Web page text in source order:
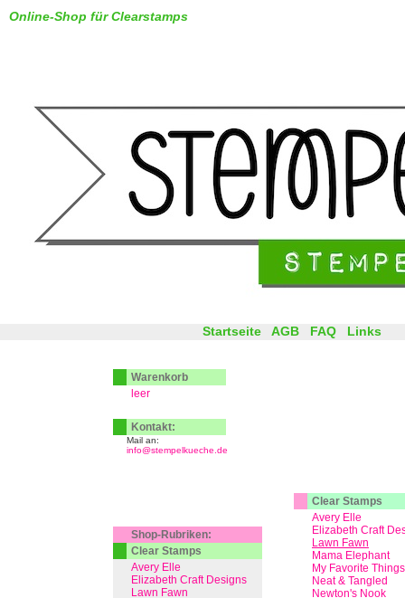
Online-Shop für Clearstamps
Clear Stamps
Avery Elle
Elizabeth Craft
Lawn Fawn
Mama Elephant
My Favorite Things
Neat & Tangled
Newton's Nook
Startseite AGB FAQ Links
Warenkorb
leer
Kontakt:
Mail an:
info@stempelkueche.de
Shop-Rubriken:
Clear Stamps
Avery Elle
Elizabeth Craft Designs
Lawn Fawn